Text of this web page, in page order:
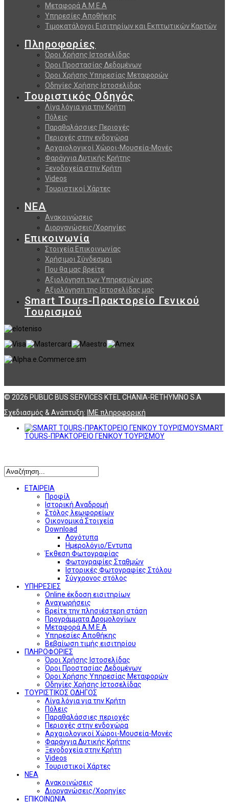
Μεταφορά Α.Μ.Ε.Α
Υπηρεσίες Αποθήκης
Τιμοκατάλογοι Εισιτηρίων και Εκπτωτικών Καρτών
Πληροφορίες
Όροι Χρήσης Ιστοσελίδας
Όροι Προστασίας Δεδομένων
Όροι Χρήσης Υπηρεσίας Μεταφορών
Οδηγίες Χρήσης Ιστοσελίδας
Τουριστικός Οδηγός
Λίγα λόγια για την Κρήτη
Πόλεις
Παραθαλάσσιες Περιοχές
Περιοχές στην ενδοχώρα
Αρχαιολογικοί Χώροι-Μουσεία-Μονές
Φαράγγια Δυτικής Κρήτης
Ξενοδοχεία στην Κρήτη
Videos
Τουριστικοί Χάρτες
ΝΕΑ
Ανακοινώσεις
Διοργανώσεις/Χορηγίες
Επικοινωνία
Στοιχεία Επικοινωνίας
Χρήσιμοι Σύνδεσμοι
Που θα μας βρείτε
Αξιολόγηση των Υπηρεσιών μας
Αξιολόγηση της Ιστοσελίδας μας
Smart Tours-Πρακτορείο Γενικού
Τουρισμού
© 2026 PUBLIC BUS SERVICES KTEL CHANIA-RETHYMNO S.A
Σχεδιασμός & Ανάπτυξη: ΙΜΕ πληροφορική
SMART
TOURS-ΠΡΑΚΤΟΡΕΙΟ ΓΕΝΙΚΟΥ ΤΟΥΡΙΣΜΟΥ
ΕΤΑΙΡΕΙΑ
Προφίλ
Ιστορική Αναδρομή
Στόλος λεωφορείων
Οικονομικά Στοιχεία
Download
Λογότυπα
Ημερολόγιο/Έντυπα
Έκθεση Φωτογραφίας
Φωτογραφίες Σταθμών
Ιστορικές Φωτογραφίες Στόλου
Σύγχρονος στόλος
ΥΠΗΡΕΣΙΕΣ
Online έκδοση εισιτηρίων
Αναχωρήσεις
Βρείτε την πλησιέστερη στάση
Προγράμματα Δρομολογίων
Μεταφορά Α.Μ.Ε.Α
Υπηρεσίες Αποθήκης
Βεβαίωση τιμής εισιτηρίου
ΠΛΗΡΟΦΟΡΙΕΣ
Όροι Χρήσης Ιστοσελίδας
Όροι Προστασίας Δεδομένων
Όροι Χρήσης Υπηρεσίας Μεταφορών
Οδηγίες Χρήσης Ιστοσελίδας
ΤΟΥΡΙΣΤΙΚΟΣ ΟΔΗΓΟΣ
Λίγα λόγια για την Κρήτη
Πόλεις
Παραθαλάσσιες περιοχές
Περιοχές στην ενδοχώρα
Αρχαιολογικοί Χώροι-Μουσεία-Μονές
Φαράγγια Δυτικής Κρήτης
Ξενοδοχεία στην Κρήτη
Videos
Τουριστικοί Χάρτες
ΝΕΑ
Ανακοινώσεις
Διοργανώσεις/Χορηγίες
ΕΠΙΚΟΙΝΩΝΙΑ